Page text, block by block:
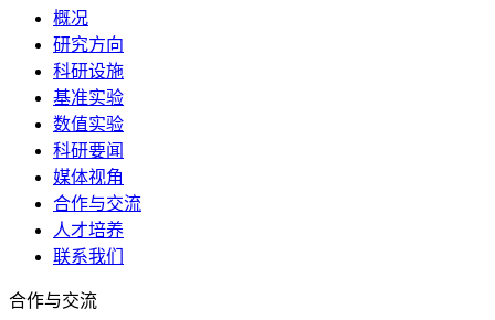
概况
研究方向
科研设施
基准实验
数值实验
科研要闻
媒体视角
合作与交流
人才培养
联系我们
合作与交流